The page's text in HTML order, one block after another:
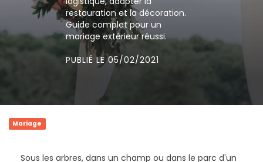
restauration et la décoration.
Guide complet pour un
mariage extérieur réussi.
PUBLIÉ LE 05/02/2021
Mariage
Sous les arbres, dans un champ ou dans le parc d'un